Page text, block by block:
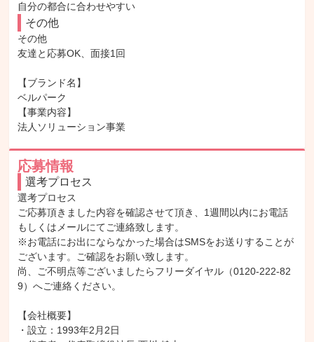
自分の都合に合わせやすい
その他
その他
友達と応募OK、面接1回
【ブランド名】
ベルパーク
【事業内容】
法人ソリューション事業
応募情報
選考プロセス
選考プロセス
ご応募頂きました内容を確認させて頂き、1週間以内にお電話
もしくはメールにてご連絡致します。
※お電話にお出にならなかった場合はSMSをお送りすることが
ございます。ご確認をお願い致します。
尚、ご不明点等ございましたらフリーダイヤル（0120-222-82
9）へご連絡ください。
【会社概要】
・設立：1993年2月2日